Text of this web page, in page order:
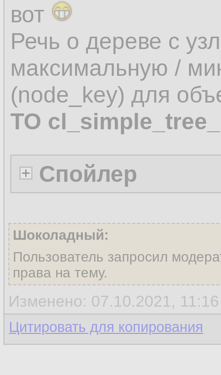
вот
Речь о дереве с
максимальную /
(node_key) для
TO
Спойлер
Шоколадный:
Пользователь запросил
права на тему.
Изменено: 07.10.2021,
Цитировать для копирования